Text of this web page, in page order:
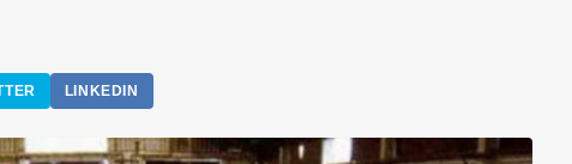
LINKEDIN